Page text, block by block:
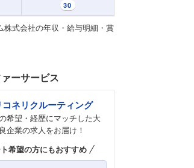
30
式会社の年収・給与明細・賞
ーサービス
コネリクルーティング
希望・経歴にマッチした大
企業の求人をお届け！
希望の方にもおすすめ